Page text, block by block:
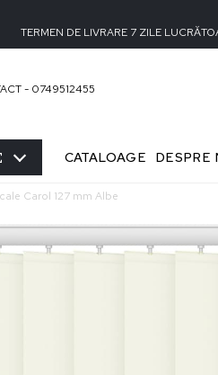
TERMEN DE LIVRARE 7 ZILE
- 0749512455
CATALOAGE DESPRE
Carol 127 mm Albe